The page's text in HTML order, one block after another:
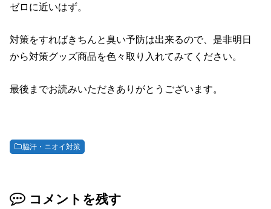
ゼロに近いはず。
対策をすればきちんと臭い予防は出来るので、是非明日
から対策グッズ商品を色々取り入れてみてください。
最後までお読みいただきありがとうございます。
脇汗・ニオイ対策
コメントを残す